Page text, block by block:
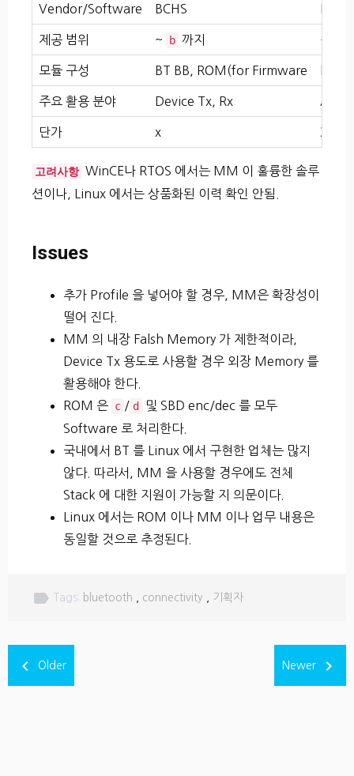
Vendor/Software BCHS
제공 범위 ~ b 까지 ~
모듈 구성 BT BB, ROM(for Firmware
주요 활용 분야 Device Tx, Rx
단가 x 3x
고려사항 WinCE나 RTOS 에서는 MM 이 훌륭한 솔루
션이나, Linux 에서는 상품화된 이력 확인 안됨.
Issues
추가 Profile 을 넣어야 할 경우, MM은 확장성이
떨어 진다.
MM 의 내장 Falsh Memory 가 제한적이라,
Device Tx 용도로 사용할 경우 외장 Memory 를
활용해야 한다.
ROM 은 c / d
및 SBD enc/dec 를 모두
Software 로 처리한다.
국내에서 BT 를 Linux 에서 구현한 업체는 많지
않다. 따라서, MM 을 사용할 경우에도 전체
Stack 에 대한 지원이 가능할 지 의문이다.
Linux 에서는 ROM 이나 MM 이나 업무 내용은
동일할 것으로 추정된다.
label Tags: bluetooth connectivity 기획자
navigate_before Older Newer navigate_next